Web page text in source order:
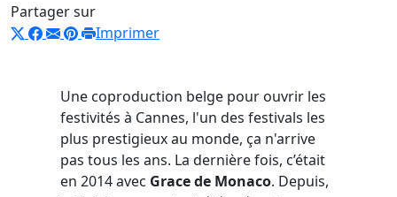
Partager sur
Imprimer
Une coproduction belge pour ouvrir les
festivités à Cannes, l'un des festivals les
plus prestigieux au monde, ça n'arrive
pas tous les ans. La dernière fois, c’était
en 2014 avec Grace de Monaco. Depuis,